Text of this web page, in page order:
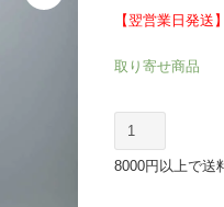
【翌営業日発送】
取り寄せ商品
姫
淳
8000円以上で送